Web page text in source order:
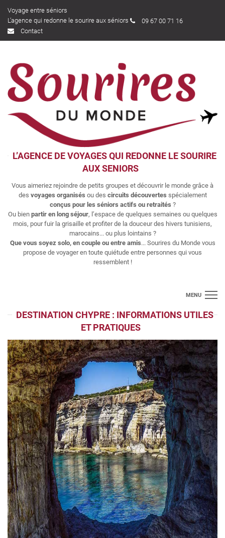
Voyage entre séniors
L’agence qui redonne le sourire aux séniors
09 67 00 71 16
Contact
L’AGENCE DE VOYAGES QUI REDONNE LE SOURIRE
AUX SENIORS
Vous aimeriez rejoindre de petits groupes et découvrir le monde grâce à
des voyages organisés ou des circuits découvertes spécialement
conçus pour les séniors actifs ou retraités ?
Ou bien partir en long séjour, l’espace de quelques semaines ou quelques
mois, pour fuir la grisaille et profiter de la douceur des hivers tunisiens,
marocains... ou plus lointains ?
Que vous soyez solo, en couple ou entre amis... Sourires du Monde vous
propose de voyager en toute quiétude entre personnes qui vous
ressemblent !
MENU
Croisières
Longs séjours
Thématiques
Voyages regroupés
Vols
Contact
DESTINATION CHYPRE : INFORMATIONS UTILES
ET PRATIQUES